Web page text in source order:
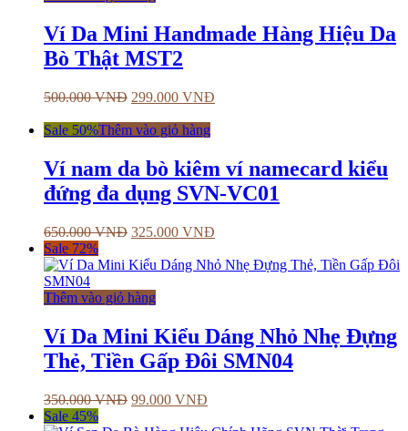
Ví Da Mini Handmade Hàng Hiệu Da
Bò Thật MST2
500.000VNĐ 299.000 VNĐ
Sale 50%Thêm vào giỏ hàng
Ví nam da bò kiêm ví namecard kiểu
đứng đa dụng SVN-VC01
650.000VNĐ 325.000 VNĐ
Sale 72%
Thêm vào giỏ hàng
Ví Da Mini Kiểu Dáng Nhỏ Nhẹ Đựng
Thẻ, Tiền Gấp Đôi SMN04
350.000VNĐ 99.000 VNĐ
Sale 45%